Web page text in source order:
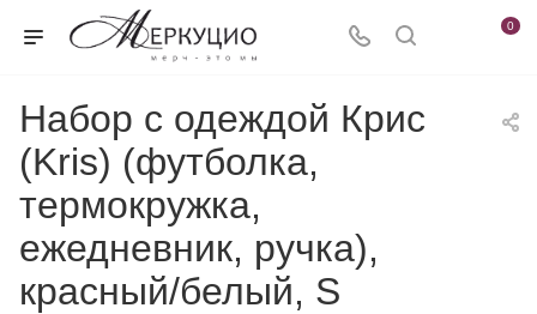
0
Набор с одеждой Крис
(Kris) (футболка,
термокружка,
ежедневник, ручка),
красный/белый, S